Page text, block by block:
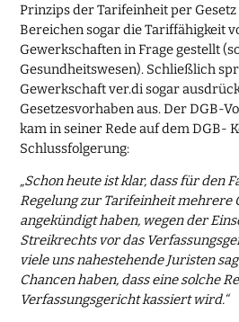
Prinzips der Tarifeinheit per
Bereichen sogar die Tariffähigkeit
Gewerkschaften in Frage gestellt
Gesundheitswesen). Schließlich
Gewerkschaft ver.di sogar
Gesetzesvorhaben aus. Der DGB-
kam in seiner Rede auf dem DGB-
Schlussfolgerung:
„Schon heute ist klar, dass für den
Regelung zur Tarifeinheit mehrere
angekündigt haben, wegen der
Streikrechts vor das
viele uns nahestehende Juristen
Chancen haben, dass eine solche
Verfassungsgericht kassiert wird.“